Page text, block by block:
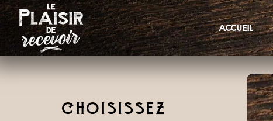
accueil
CHOISISSEZ